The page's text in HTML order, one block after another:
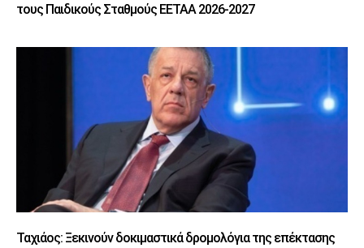
τους Παιδικούς Σταθμούς ΕΕΤΑΑ 2026-2027
Ταχιάος: Ξεκινούν δοκιμαστικά δρομολόγια της επέκτασης